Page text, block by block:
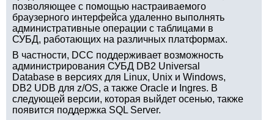
позволяющее с помощью настраиваемого
браузерного интерфейса удаленно выполнять
административные операции с таблицами в
СУБД, работающих на различных платформах.
В частности, DCC поддерживает возможность
администрирования СУБД DB2 Universal
Database в версиях для Linux, Unix и Windows,
DB2 UDB для z/OS, а также Oracle и Ingres. В
следующей версии, которая выйдет осенью, также
появится поддержка SQL Server.